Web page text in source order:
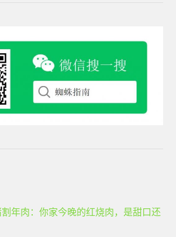
年肉：你家今晚的红烧肉，是甜口还